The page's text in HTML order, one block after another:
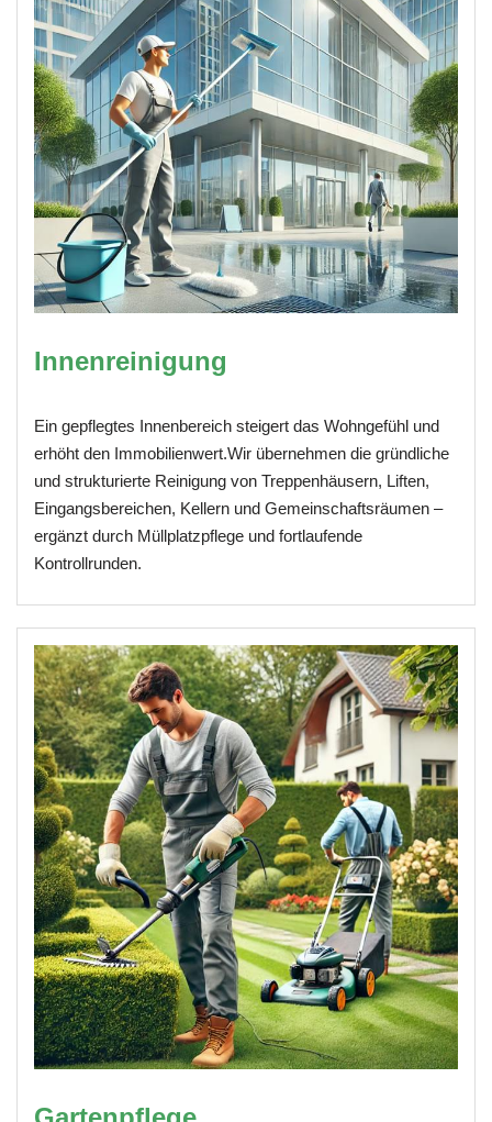
Innenreinigung
Ein gepflegtes Innenbereich steigert das Wohngefühl und
erhöht den Immobilienwert.Wir übernehmen die gründliche
und strukturierte Reinigung von Treppenhäusern, Liften,
Eingangsbereichen, Kellern und Gemeinschaftsräumen –
ergänzt durch Müllplatzpflege und fortlaufende
Kontrollrunden.